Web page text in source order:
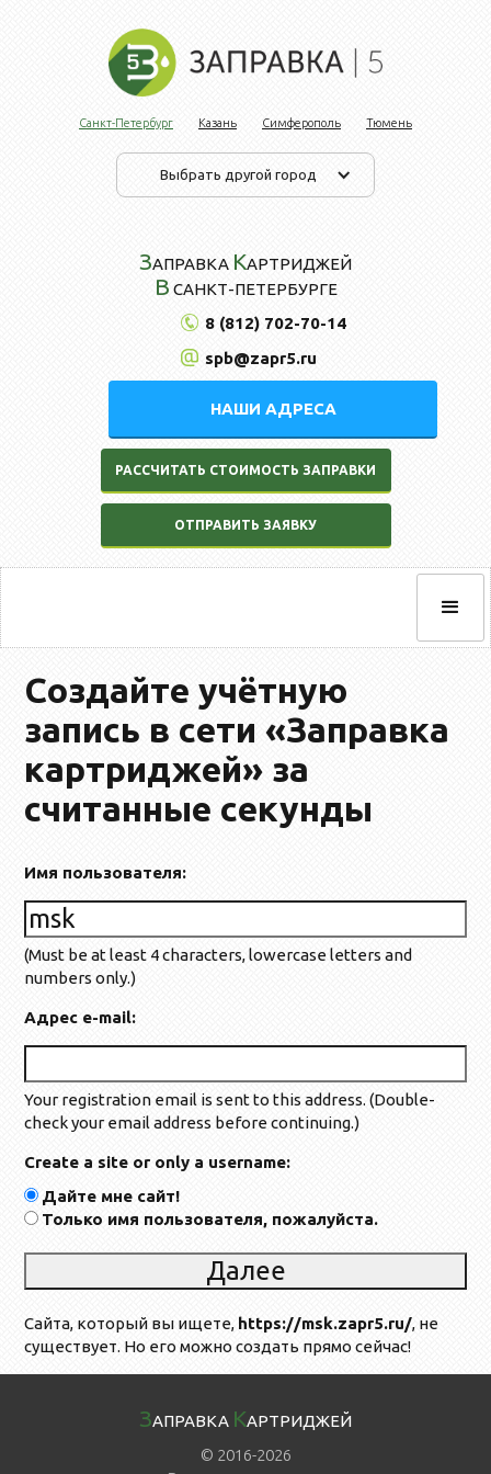
Санкт-Петербург Казань Симферополь Тюмень
Выбрать другой город
ЗАПРАВКА КАРТРИДЖЕЙ
В САНКТ-ПЕТЕРБУРГЕ
8 (812) 702-70-14
spb@zapr5.ru
НАШИ АДРЕСА
РАССЧИТАТЬ СТОИМОСТЬ ЗАПРАВКИ
ОТПРАВИТЬ ЗАЯВКУ
Создайте учётную
запись в сети «Заправка
картриджей» за
считанные секунды
Имя пользователя:
(Must be at least 4 characters, lowercase letters and
numbers only.)
Адрес e-mail:
Your registration email is sent to this address. (Double-
check your email address before continuing.)
Create a site or only a username:
Дайте мне сайт!
Только имя пользователя, пожалуйста.
Сайта, который вы ищете, https://msk.zapr5.ru/, не
существует. Но его можно создать прямо сейчас!
ЗАПРАВКА КАРТРИДЖЕЙ
© 2016-2026